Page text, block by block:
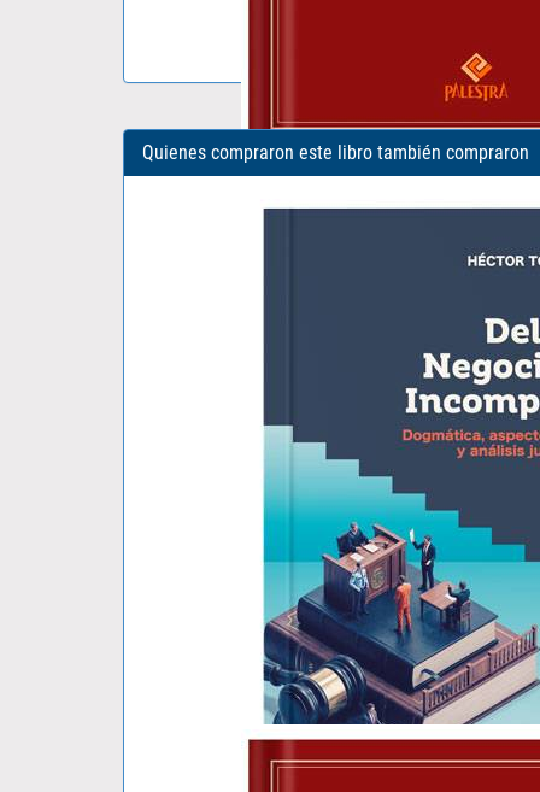
Quienes compraron este libro también compraron